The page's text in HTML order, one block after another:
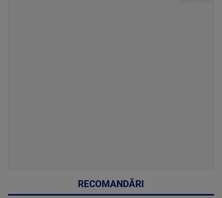
RECOMANDĂRI